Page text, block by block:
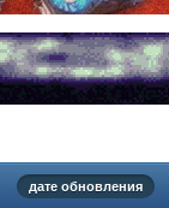
дате обновления